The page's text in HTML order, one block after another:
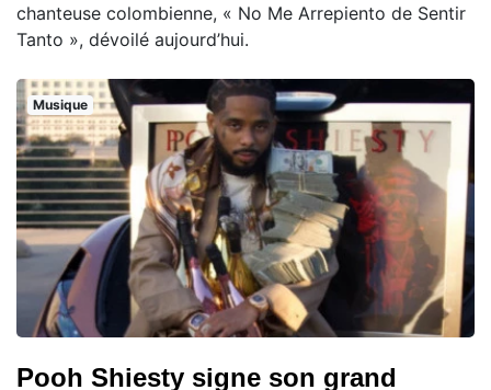
chanteuse colombienne, « No Me Arrepiento de Sentir
Tanto », dévoilé aujourd’hui.
Musique
Pooh Shiesty signe son grand